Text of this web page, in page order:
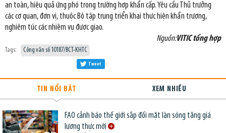
an toàn, hiệu quả ứng phó trong trường hợp khẩn cấp. Yêu cầu Thủ trưởng
các cơ quan, đơn vị, thuộc Bộ tập trung triển khai thực hiện khẩn trương,
nghiêm túc các nhiệm vụ được giao.
Nguồn:VITIC tổng hợp
Tags: Công văn số 10187/BCT-KHTC
Tweet
TIN NỔI BẬT XEM NHIỀU
FAO cảnh báo thế giới sắp đối mặt làn sóng tăng giá
lương thực mới